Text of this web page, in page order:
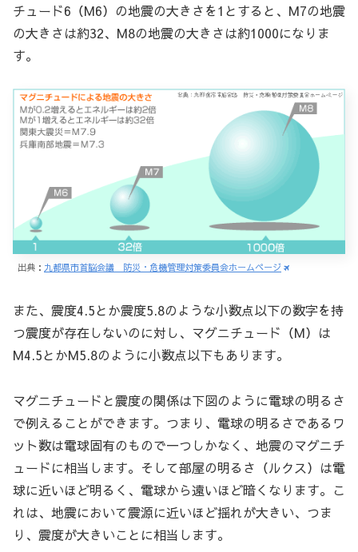
チュード6（M6）の地震の大きさを1とすると、M7の地震
の大きさは約32、M8の地震の大きさは約1000になりま
す。
出典： 九都県市首脳会議 防災・危機管理対策委員会ホームページ
また、震度4.5とか震度5.8のような小数点以下の数字を持
つ震度が存在しないのに対し、マグニチュード（M）は
M4.5とかM5.8のように小数点以下もあります。
マグニチュードと震度の関係は下図のように電球の明るさ
で例えることができます。つまり、電球の明るさであるワ
ット数は電球固有のもので一つしかなく、地震のマグニチ
ュードに相当します。そして部屋の明るさ（ルクス）は電
球に近いほど明るく、電球から遠いほど暗くなります。こ
れは、地震において震源に近いほど揺れが大きい、つま
り、震度が大きいことに相当します。